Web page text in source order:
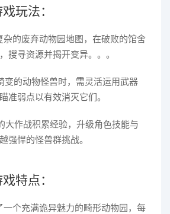
玩法：
杂的废弃动物园地图，在破败的馆舍
搜寻资源并揭开变异。。。
变的动物怪兽时，需灵活运用武器
准弱点以有效消灭它们。
大作战积累经验，升级角色技能与
强悍的怪兽群挑战。
特点：
一个充满诡异魅力的畸形动物园，每